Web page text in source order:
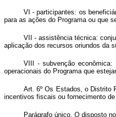
VI - participantes: os
para as ações do Programa ou que
VII - assistência técnica:
aplicação dos recursos oriundos da
VIII - subvenção
operacionais do Programa que
Art. 6º Os Estados, o Distrito
incentivos fiscais ou fornecimento
Parágrafo único. O disposto no